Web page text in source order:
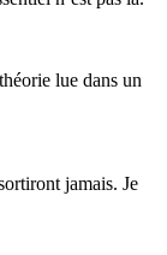
lue dans un
jamais. Je